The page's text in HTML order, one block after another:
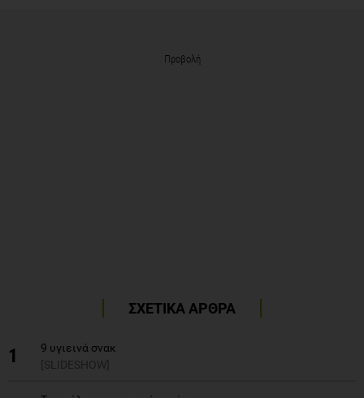
Προβολή
ΣΧΕΤΙΚΑ ΑΡΘΡΑ
1
9 υγιεινά σνακ
[SLIDESHOW]